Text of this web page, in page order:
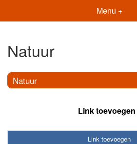
Menu +
Natuur
Natuur
Link toevoegen
Link toevoegen